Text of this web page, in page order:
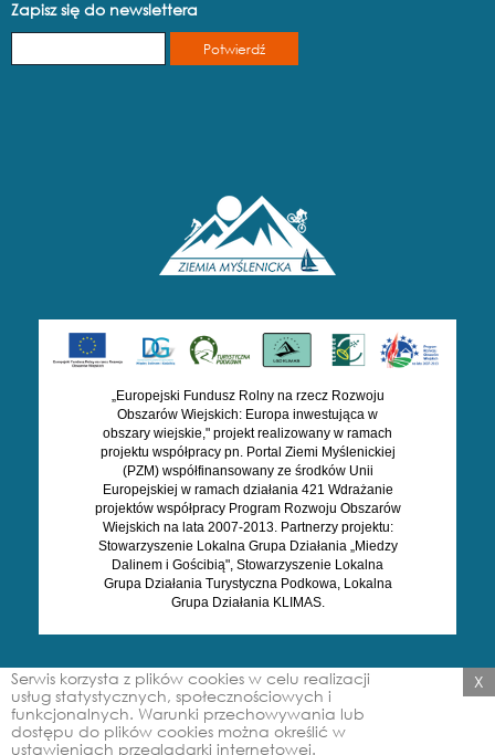
Serwis korzysta z plików cookies w celu realizacji
usług statystycznych, społecznościowych i
funkcjonalnych. Warunki przechowywania lub
dostępu do plików cookies można określić w
ustawieniach przeglądarki internetowej.
X
Zapisz się do newslettera
„Europejski Fundusz Rolny na rzecz Rozwoju
Obszarów Wiejskich: Europa inwestująca w
obszary wiejskie," projekt realizowany w ramach
projektu współpracy pn. Portal Ziemi Myślenickiej
(PZM) współfinansowany ze środków Unii
Europejskiej w ramach działania 421 Wdrażanie
projektów współpracy Program Rozwoju Obszarów
Wiejskich na lata 2007-2013. Partnerzy projektu:
Stowarzyszenie Lokalna Grupa Działania „Miedzy
Dalinem i Gościbią", Stowarzyszenie Lokalna
Grupa Działania Turystyczna Podkowa, Lokalna
Grupa Działania KLIMAS.
All Right Reserved. ZIEMIA
MYŚLENICKA 2026
Stworzone przez